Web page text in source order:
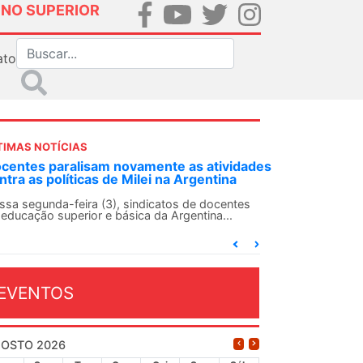
SUPERIOR
NOTÍCIAS
ANDES-SN convoca docentes para Dia de
Solidariedade Internacionalista com Cuba em
O ANDES-SN conclama suas seções sindicais e o
2026